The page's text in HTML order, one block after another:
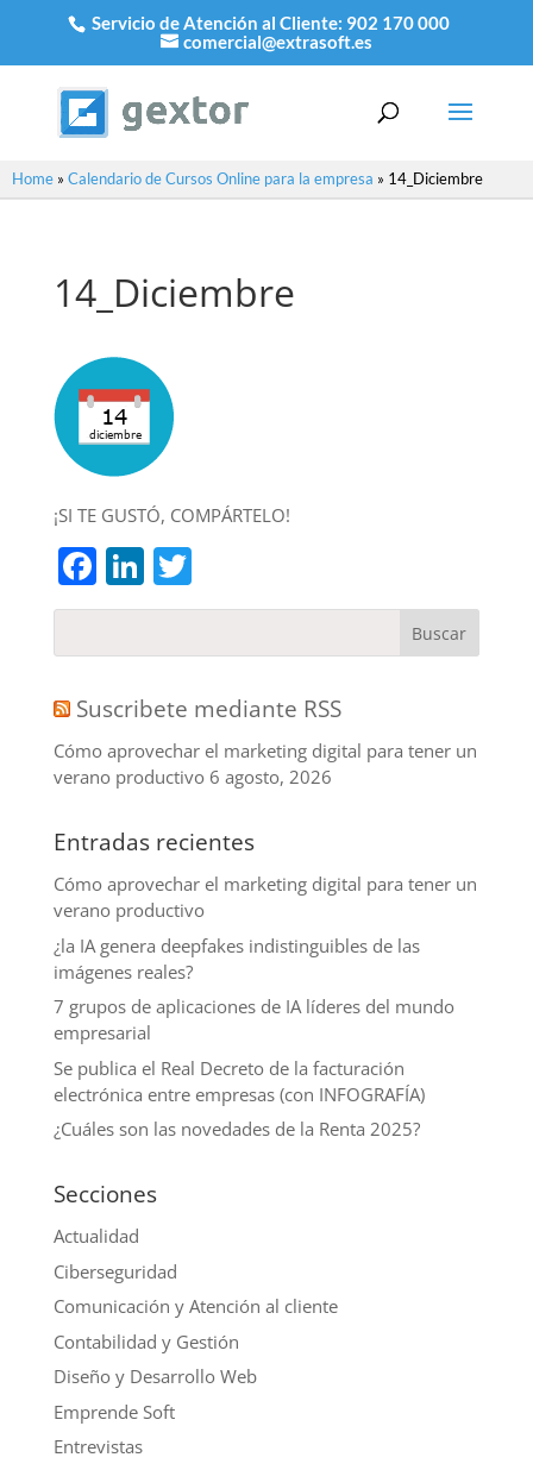
Servicio de Atención al Cliente: 902 170 000
comercial@extrasoft.es
Home » Calendario de Cursos Online para la empresa » 14_Diciembre
14_Diciembre
¡SI TE GUSTÓ, COMPÁRTELO!
Facebook
LinkedIn
Twitter
Suscribete mediante RSS
Cómo aprovechar el marketing digital para tener un
verano productivo 6 agosto, 2026
Entradas recientes
Cómo aprovechar el marketing digital para tener un
verano productivo
¿la IA genera deepfakes indistinguibles de las
imágenes reales?
7 grupos de aplicaciones de IA líderes del mundo
empresarial
Se publica el Real Decreto de la facturación
electrónica entre empresas (con INFOGRAFÍA)
¿Cuáles son las novedades de la Renta 2025?
Secciones
Actualidad
Ciberseguridad
Comunicación y Atención al cliente
Contabilidad y Gestión
Diseño y Desarrollo Web
Emprende Soft
Entrevistas